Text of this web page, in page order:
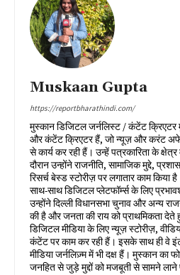
Muskaan Gupta
https://reportbharathindi.com/
मुस्कान डिजिटल जर्नलिस्ट / कंटेंट
और कंटेंट क्रिएटर हैं, जो न्यूज़ और करंट
से कार्य कर रही हैं। उन्हें पत्रकारिता के
दौरान उन्होंने राजनीति, सामाजिक मुद्दे,
रिसर्च बेस्ड स्टोरीज़ पर लगातार काम किया
साथ-साथ डिजिटल प्लेटफॉर्म्स के लिए
उन्होंने दिल्ली विधानसभा चुनाव और अन्य
की है और जनता की राय को प्राथमिकता देते
डिजिटल मीडिया के लिए न्यूज़ स्टोरीज़,
कंटेंट पर काम कर रही हैं। इसके साथ ही वे
मीडिया जर्नलिज़्म में भी दक्ष हैं। मुस्कान का
जनहित से जुड़े मुद्दों को मजबूती से सामने लाने